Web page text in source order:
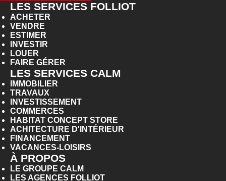
LES SERVICES FOLLIOT
ACHETER
VENDRE
ESTIMER
INVESTIR
LOUER
FAIRE GÉRER
LES SERVICES CALM
IMMOBILIER
TRAVAUX
INVESTISSEMENT
COMMERCES
HABITAT CONCEPT STORE
ACHITECTURE D'INTÉRIEUR
FINANCEMENT
VACANCES-LOISIRS
À PROPOS
LE GROUPE CALM
LES AGENCES FOLLIOT